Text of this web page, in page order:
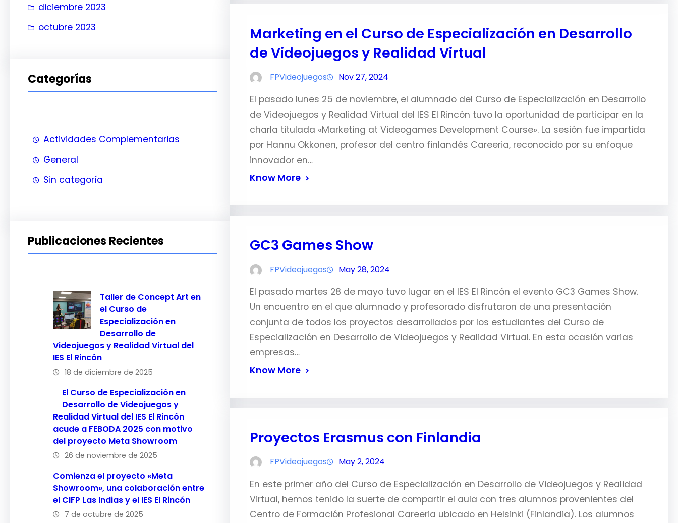
diciembre 2023
octubre 2023
Categorías
Actividades Complementarias
General
Sin categoría
Publicaciones Recientes
Taller de Concept Art en
el Curso de
Especialización en
Desarrollo de
Videojuegos y Realidad Virtual del
IES El Rincón
18 de diciembre de 2025
El Curso de Especialización en
Desarrollo de Videojuegos y
Realidad Virtual del IES El Rincón
acude a FEBODA 2025 con motivo
del proyecto Meta Showroom
26 de noviembre de 2025
Comienza el proyecto «Meta
Showroom», una colaboración entre
el CIFP Las Indias y el IES El Rincón
7 de octubre de 2025
Marketing en el Curso de Especialización en Desarrollo
de Videojuegos y Realidad Virtual
FPVideojuegos Nov 27, 2024
El pasado lunes 25 de noviembre, el alumnado del Curso de Especialización en Desarrollo
de Videojuegos y Realidad Virtual del IES El Rincón tuvo la oportunidad de participar en la
charla titulada «Marketing at Videogames Development Course». La sesión fue impartida
por Hannu Okkonen, profesor del centro finlandés Careeria, reconocido por su enfoque
innovador en…
Know More
GC3 Games Show
FPVideojuegos May 28, 2024
El pasado martes 28 de mayo tuvo lugar en el IES El Rincón el evento GC3 Games Show.
Un encuentro en el que alumnado y profesorado disfrutaron de una presentación
conjunta de todos los proyectos desarrollados por los estudiantes del Curso de
Especialización en Desarrollo de Videojuegos y Realidad Virtual. En esta ocasión varias
empresas…
Know More
Proyectos Erasmus con Finlandia
FPVideojuegos May 2, 2024
En este primer año del Curso de Especialización en Desarrollo de Videojuegos y Realidad
Virtual, hemos tenido la suerte de compartir el aula con tres alumnos provenientes del
Centro de Formación Profesional Careeria ubicado en Helsinki (Finlandia). Los alumnos